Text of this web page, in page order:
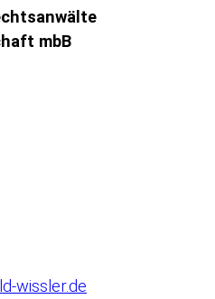
mbB
wissler.de